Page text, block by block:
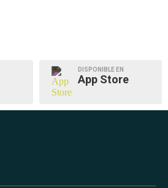
DISPONIBLE EN
App Store